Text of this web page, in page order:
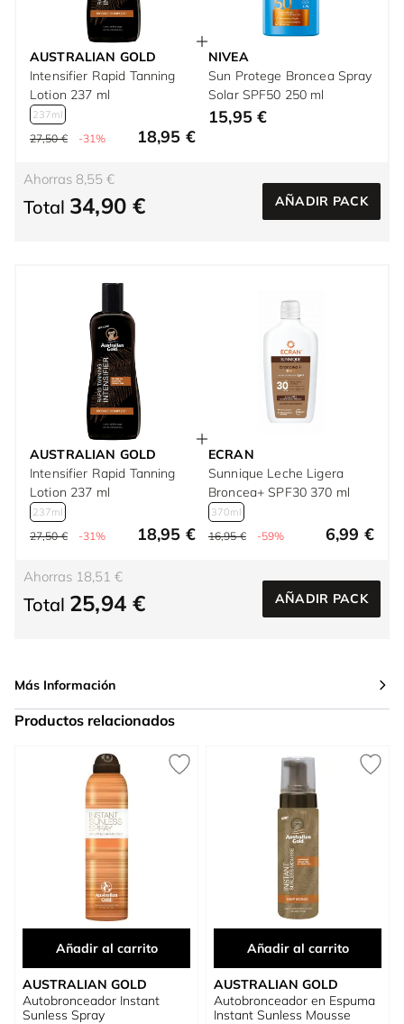
AUSTRALIAN GOLD
Intensifier Rapid Tanning
Lotion 237 ml
237ml
27,50 € -31% 18,95 €
NIVEA
Sun Protege Broncea Spray
Solar SPF50 250 ml
15,95 €
Ahorras 8,55 €
Total 34,90 € AÑADIR PACK
AUSTRALIAN GOLD
Intensifier Rapid Tanning
Lotion 237 ml
237ml
27,50 € -31% 18,95 €
ECRAN
Sunnique Leche Ligera
Broncea+ SPF30 370 ml
370ml
16,95 € -59% 6,99 €
Ahorras 18,51 €
Total 25,94 € AÑADIR PACK
Más Información
Productos relacionados
Press to skip carousel
Añadir al carrito
AUSTRALIAN GOLD
Autobronceador Instant
Sunless Spray
Añadir al carrito
AUSTRALIAN GOLD
Autobronceador en Espuma
Instant Sunless Mousse